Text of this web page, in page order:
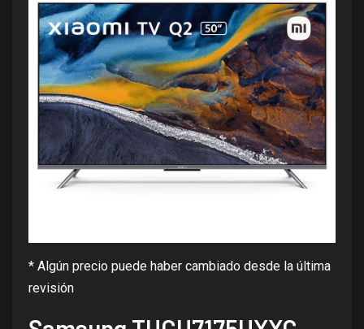
* Algún precio puede haber cambiado desde la última
revisión